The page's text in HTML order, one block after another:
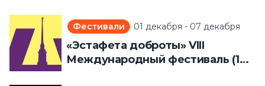
Фестивали 01 декабря - 07 декабря
«Эстафета доброты» VIII
Международный фестиваль (1 –